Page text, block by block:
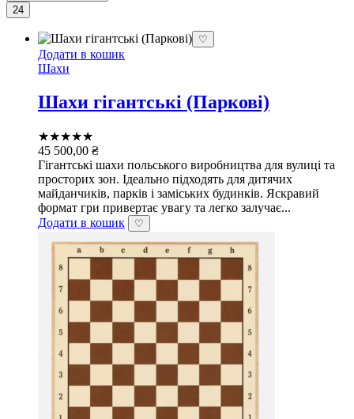
24
♡
Додати в кошик
Шахи
Шахи гігантські (Паркові)
★★★★★
45 500,00 ₴
Гігантські шахи польського виробництва для вулиці та
просторих зон. Ідеально підходять для дитячих
майданчиків, парків і заміських будинків. Яскравий
формат гри привертає увагу та легко залучає...
Додати в кошик
♡